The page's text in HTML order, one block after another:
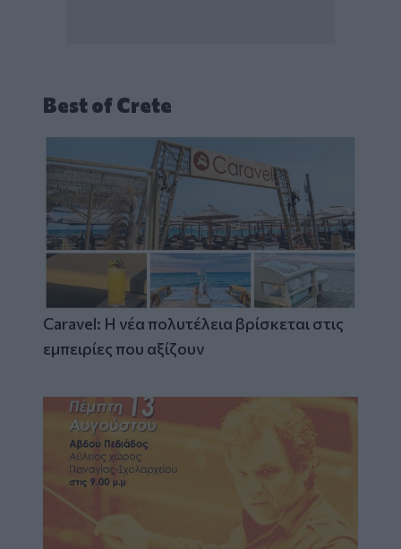
Best of Crete
Caravel: Η νέα πολυτέλεια βρίσκεται στις
εμπειρίες που αξίζουν